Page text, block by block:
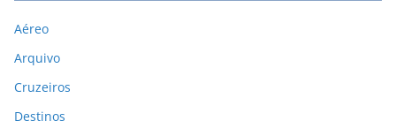
Aéreo
Arquivo
Cruzeiros
Destinos